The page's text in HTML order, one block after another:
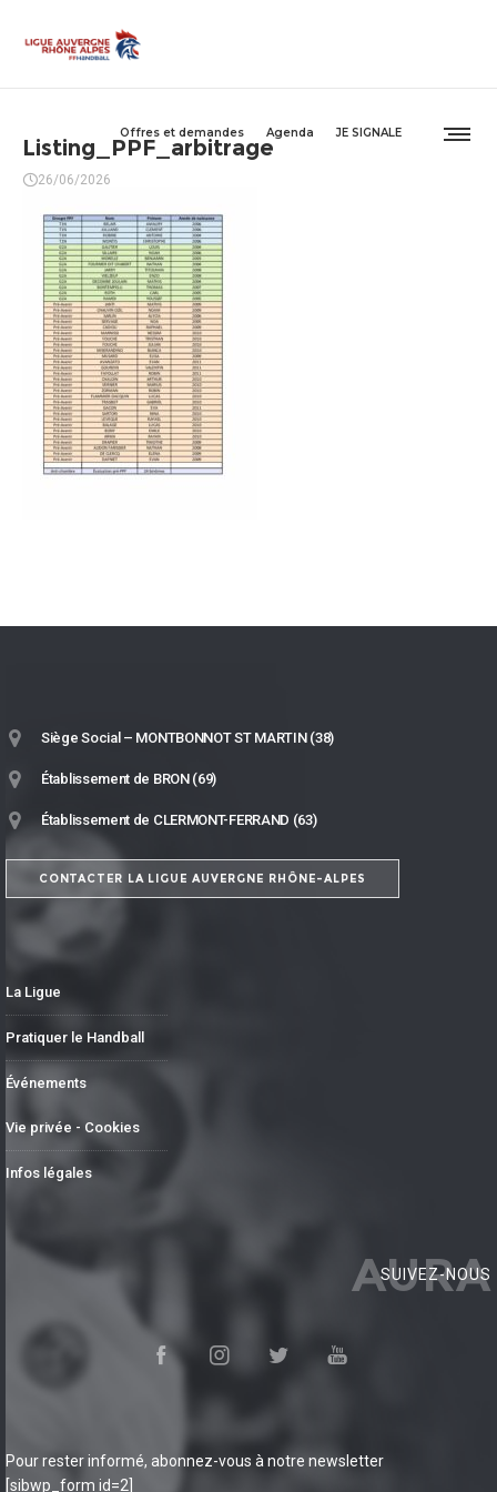
Offres et demandes Agenda JE SIGNALE
Listing_PPF_arbitrage
26/06/2026
Siège Social – MONTBONNOT ST MARTIN (38)
Établissement de BRON (69)
Établissement de CLERMONT-FERRAND (63)
CONTACTER LA LIGUE AUVERGNE RHÔNE-ALPES
La Ligue
Pratiquer le Handball
Événements
Vie privée - Cookies
Infos légales
AURA
SUIVEZ-NOUS
Pour rester informé, abonnez-vous à notre newsletter
[sibwp_form id=2]